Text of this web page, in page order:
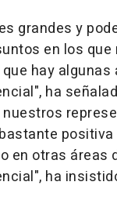
grandes y
en los
hay algunas
ha
positiva
en otras áreas
ha